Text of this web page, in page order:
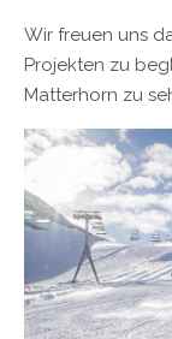
Wir freuen uns
Projekten zu
Matterhorn zu